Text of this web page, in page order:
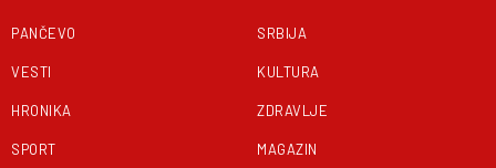
PANČEVO
VESTI
HRONIKA
SPORT
SRBIJA
KULTURA
ZDRAVLJE
MAGAZIN